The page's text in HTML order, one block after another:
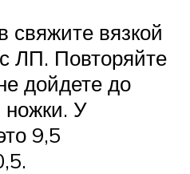
свяжите вязкой
ЛП. Повторяйте
дойдете до
У
9,5